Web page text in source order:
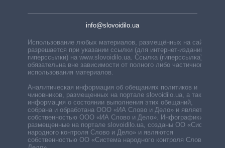
info@slovoidilo.ua
Использование любых материалов, размещённых на сайте,
разрешается при указании ссылки (для интернет-изданий —
гиперссылки) на www.slovoidilo.ua. Ссылка (гиперссылка)
обязательна вне зависимости от полного либо частичного
использования материалов.
Аналитическая информация об обещаниях политиков и
чиновников, размещенных на портале slovoidilo.ua, а также
информация о состоянии выполнения этих обещаний,
собрана и обработана ООО «ИА Слово и Дело» и является
собственностью ООО «ИА Слово и Дело». Инфографики,
размещенные на портале slovoidilo.ua, созданы ОО «Система
народного контроля Слово и Дело» и являются
собственностью ОО «Система народного контроля Слово и